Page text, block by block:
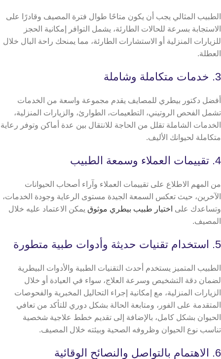
الطبيب المثالي يجب أن يكون متاحًا طوال فترة المصيف وقادرًا على
الاستجابة بسرعة للحالات الطارئة، يشمل التوافر إمكانية الحجز
للزيارات المنزلية أو الاستشارات الطارئة، مما يمنحك راحة البال خلال
العطلة.
3. خدمات متكاملة وشاملة
أفضل دكتور بيطري للمصايف يقدم مجموعة واسعة من الخدمات
تشمل الفحص الروتيني، التطعيمات، الطوارئ، والزيارات المنزلية،
الخدمات الشاملة تقلل من الحاجة للانتقال بين عدة أماكن وتوفر رعاية
متكاملة لحيوانك الأليف.
4. تقييمات العملاء وسمعة الطبيب
من المهم الاطلاع على تقييمات العملاء وآراء أصحاب الحيوانات
الآخرين، حيث تعكس السمعة الجيدة مستوى الرعاية وجودة الخدمات،
وتساعدك على اختيار طبيب بيطري موثوق يمكن الاعتماد عليه خلال
المصيف.
5. استخدام تقنيات حديثة وأدوات طبية متطورة
الطبيب المتميز يستخدم أحدث التقنيات الطبية والأدوات البيطرية
لضمان دقة التشخيص وسرعة العلاج، سواء في العيادة أو خلال
الزيارات المنزلية، مع إمكانية إجراء التحاليل المخبرية والفحوصات
المتقدمة على الفور، ومتابعة الحالة بشكل دوري للتأكد من تعافي
الحيوان بشكل كامل، بالإضافة إلى تقديم خطط علاجية شخصية
تناسب نوع الحيوان وظروفه الصحية وبيئته خلال المصيف.
6. الاهتمام بالتواصل والنصائح الوقائية